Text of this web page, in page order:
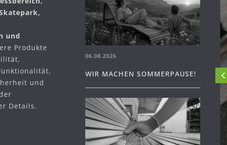
und
Produkte
und
Details.
06.08.2026
WIR MACHEN SOMMERPAUSE!